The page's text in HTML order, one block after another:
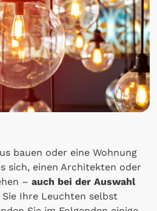
bauen oder eine Wohnung
sich, einen Architekten oder
– auch bei der Auswahl
Sie Ihre Leuchten selbst